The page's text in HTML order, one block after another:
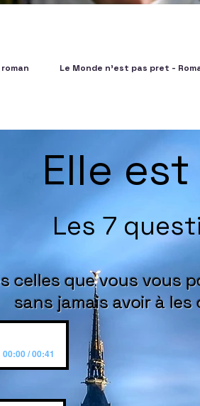
Le Monde n'est pas pret -
Elle
Les 7
celles que vous vous
sans jamais avoir à les
00:00 / 00:41